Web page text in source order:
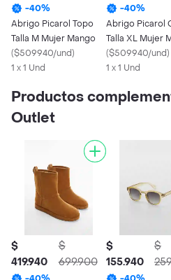
-40%
Abrigo Picarol Topo
Talla M Mujer Mango
($509940/und)
1 x 1 Und
-40%
Abrigo Picarol
Talla XL Mujer
($509940/und)
1 x 1 Und
Productos
Outlet
$
419.940
$
699.900
$
155.940
$